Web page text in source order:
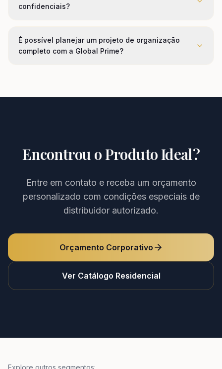
confidenciais?
É possível planejar um projeto de organização
completo com a Global Prime?
Encontrou o Produto Ideal?
Entre em contato e receba um orçamento
personalizado com condições especiais de
distribuidor autorizado.
Orçamento Corporativo
Ver Catálogo Residencial
Explore outros segmentos: